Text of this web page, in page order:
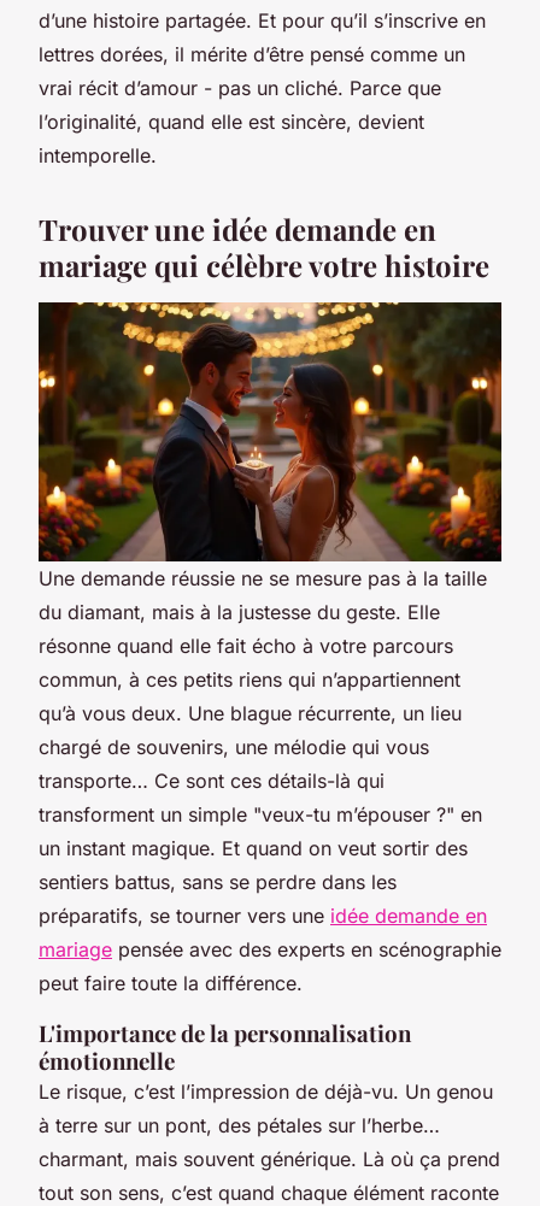
d’une histoire partagée. Et pour qu’il s’inscrive en
lettres dorées, il mérite d’être pensé comme un
vrai récit d’amour - pas un cliché. Parce que
l’originalité, quand elle est sincère, devient
intemporelle.
Trouver une idée demande en
mariage qui célèbre votre histoire
Une demande réussie ne se mesure pas à la taille
du diamant, mais à la justesse du geste. Elle
résonne quand elle fait écho à votre parcours
commun, à ces petits riens qui n’appartiennent
qu’à vous deux. Une blague récurrente, un lieu
chargé de souvenirs, une mélodie qui vous
transporte… Ce sont ces détails-là qui
transforment un simple "veux-tu m’épouser ?" en
un instant magique. Et quand on veut sortir des
sentiers battus, sans se perdre dans les
préparatifs, se tourner vers une idée demande en
mariage pensée avec des experts en scénographie
peut faire toute la différence.
L'importance de la personnalisation
émotionnelle
Le risque, c’est l’impression de déjà-vu. Un genou
à terre sur un pont, des pétales sur l’herbe…
charmant, mais souvent générique. Là où ça prend
tout son sens, c’est quand chaque élément raconte